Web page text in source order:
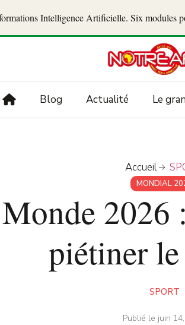
Intelligence Artificielle. Six modules
Blog Actualité Le
Accueil
MONDIAL
2026
piétiner le
SPORT
Publié le juin